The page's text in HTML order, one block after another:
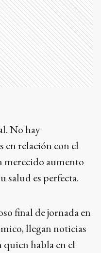
No hay
en relación con el
merecido aumento
salud es perfecta.
final de jornada en
llegan noticias
habla en el